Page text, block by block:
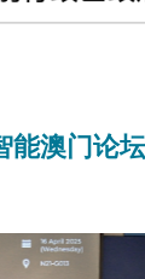
能澳门论